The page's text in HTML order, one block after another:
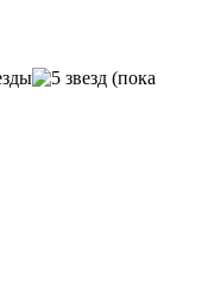
(пока